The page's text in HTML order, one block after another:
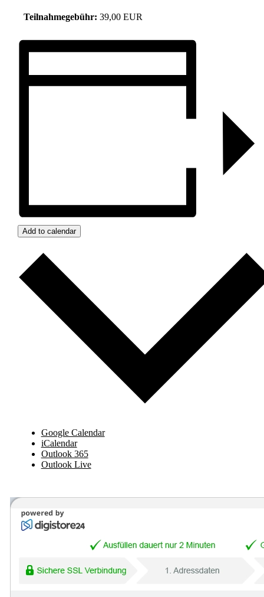
Teilnahmegebühr: 39,00 EUR
Add to calendar
Google Calendar
iCalendar
Outlook 365
Outlook Live